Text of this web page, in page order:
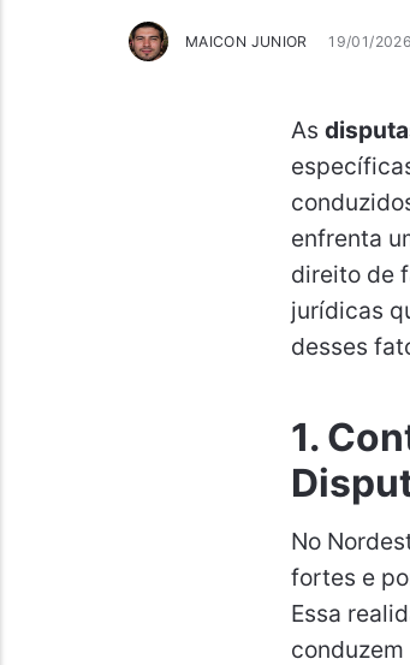
MAICON JUNIOR 19/01/2026
As
enfrenta
direito de
jurídicas
desses
1.
No
fortes e
Essa